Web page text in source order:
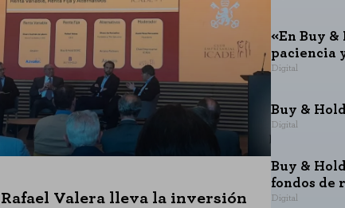
Rafael Valera lleva la inversión
«En Buy
paciencia
Digital
Buy &
Digital
Buy &
fondos de
Digital